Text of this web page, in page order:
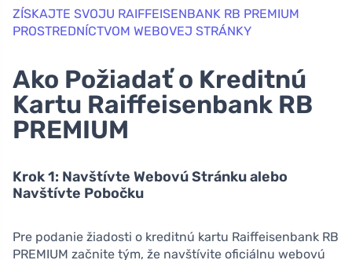
ZÍSKAJTE SVOJU RAIFFEISENBANK RB PREMIUM
PROSTREDNÍCTVOM WEBOVEJ STRÁNKY
Ako Požiadať o Kreditnú
Kartu Raiffeisenbank RB
PREMIUM
Krok 1: Navštívte Webovú Stránku alebo
Navštívte Pobočku
Pre podanie žiadosti o kreditnú kartu Raiffeisenbank RB
PREMIUM začnite tým, že navštívite oficiálnu webovú